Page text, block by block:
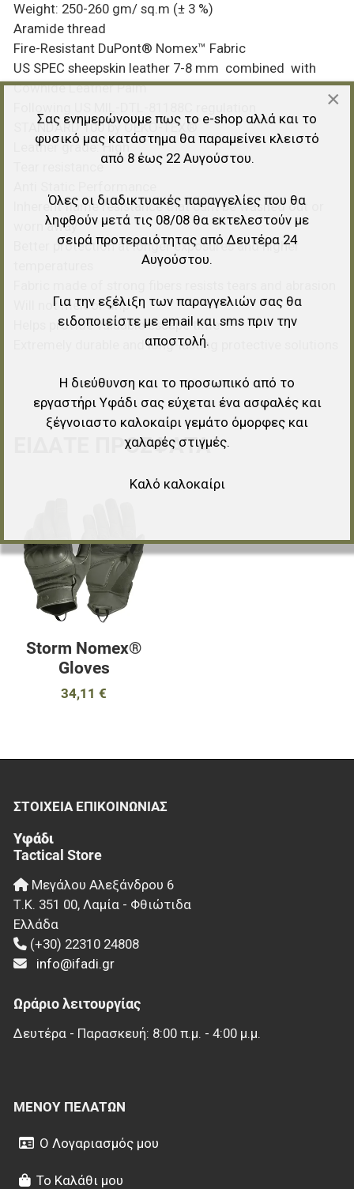
Weight: 250-260 gm/ sq.m (± 3 %)
Aramide thread
Fire-Resistant DuPont® Nomex™ Fabric
US SPEC sheepskin leather 7-8 mm combined with
Cowhide Leather Palm
STANDARD 100 by OEKO-TEX®
Leather grade: High
Tear resistance
Inherent flame resistance that cant be washed out or
worn away
Better protection at longer exposures and higher
Will not melt or drip
Helps provide valuable escape time
Extremely durable and long-lasting protective solutions
ΕΊΔΑΤΕ ΠΡΌΣΦΑΤΑ
Storm Nomex®
Gloves
34,11 €
ΣΤΟΙΧΕΊΑ EΠΙΚΟΙΝΩΝΊΑΣ
Υφάδι
Tactical Store
Μεγάλου Αλεξάνδρου 6
Τ.Κ. 351 00, Λαμία - Φθιώτιδα
Ελλάδα
(+30) 22310 24808
info@ifadi.gr
Ωράριο λειτουργίας
Δευτέρα - Παρασκευή: 8:00 π.μ. - 4:00 μ.μ.
ΜΕΝΟΎ ΠΕΛΑΤΏΝ
Ο Λογαριασμός μου
Το Καλάθι μου
×
Σας ενημερώνουμε πως το e-shop αλλά και το
φυσικό μας κατάστημα θα παραμείνει κλειστό
από 8 έως 22 Αυγούστου.
Όλες οι διαδικτυακές παραγγελίες που θα
ληφθούν μετά τις 08/08 θα εκτελεστούν με
σειρά προτεραιότητας από Δευτέρα 24
Αυγούστου.
Για την εξέλιξη των παραγγελιών σας θα
ειδοποιείστε με email και sms πριν την
αποστολή.
Η διεύθυνση και το προσωπικό από το
εργαστήρι Υφάδι σας εύχεται ένα ασφαλές και
ξέγνοιαστο καλοκαίρι γεμάτο όμορφες και
χαλαρές στιγμές.
Καλό καλοκαίρι